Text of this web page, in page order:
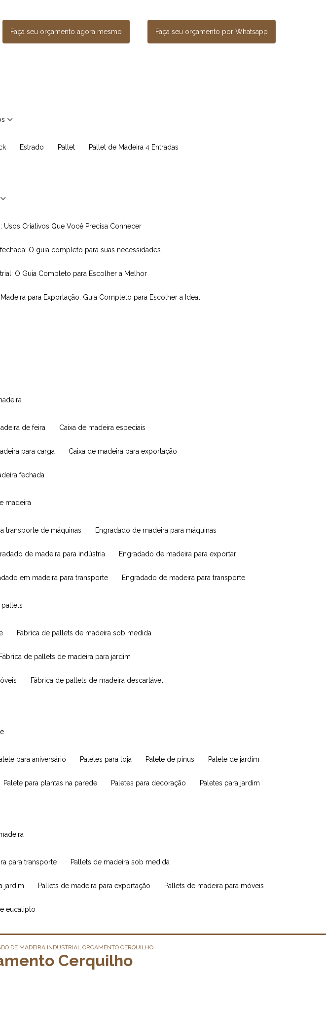
Faça seu orçamento agora mesmo Faça seu orçamento por Whatsapp
Estrado Pallet Pallet de Madeira 4 Entradas
Usos Criativos Que Você Precisa Conhecer
fechada: O guia completo para suas necessidades
O Guia Completo para Escolher a Melhor
Madeira para Exportação: Guia Completo para Escolher a Ideal
de feira caixa de madeira especiais
para carga caixa de madeira para exportação
fechada
madeira
transporte de máquinas engradado de madeira para máquinas
de madeira para indústria engradado de madeira para exportar
em madeira para transporte engradado de madeira para transporte
pallets
fábrica de pallets de madeira sob medida
fábrica de pallets de madeira para jardim
fábrica de pallets de madeira descartável
para aniversário paletes para loja palete de pinus palete de jardim
palete para plantas na parede paletes para decoração paletes para jardim
para transporte pallets de madeira sob medida
jardim pallets de madeira para exportação pallets de madeira para móveis
eucalipto
DE MADEIRA INDUSTRIAL ORCAMENTO CERQUILHO
Cerquilho